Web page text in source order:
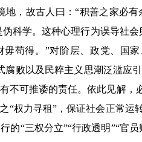
地，故古人曰：“积善之家必有
伪科学。这种心理行为误导社
毋苟得。 ”对阶层、政党、国
腐败以及民粹主义思潮泛滥应
不可推诿的责任。依此见解，
“权力寻租” ，保证社会正常运
的“三权分立”“行政透明”“官员